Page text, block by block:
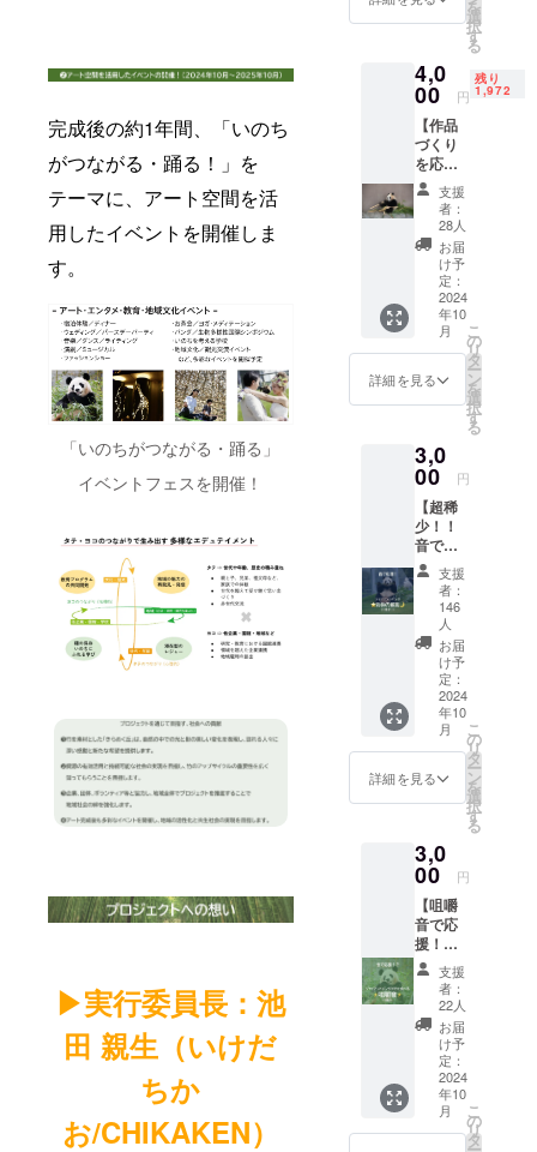
完成後の約1年間、「いのち
がつながる・踊る！」を
テーマに、アート空間を活
用したイベントを開催しま
す。
「いのちがつながる・踊る」
イベントフェスを開催！
▶︎実行委員長：池
田 親生（いけだ
ちか
お/CHIKAKEN）
せ、ア
ジア各
フェス
やイベ
ントで
空間演
出中。
射日光
避け、
室内の
風通し
の良い
場所で
使用・
保管し
てくだ
さい。
40分
イブと
イベン
ト中に
撮影し
た楓浜
の写真
をお送
りいた
します
※フィー
ダー：
動物本
来の餌
を探す
らせる
ため
る仕掛
け
援 6 m×
2150本
竹） 4
m×
2150本
（真
竹）
【特
典】 ①
特設サ
イトへ
ご支援
者氏名
の掲載
（ご希
望の
ws-
s.com/p
andaba
mboo-
art/ ②
ジャイ
アント
パンダ
の特別
画像×映
像のご
提供 ア
ドベン
チャー
ワール
パンダ
が、の
す画像
と映像
をお届
けしま
す。
（良
浜、結
浜、彩
浜、楓
浜の画
像を1枚
ずつ、
合計4枚
と、4頭
の動画
き、パ
アート
プロ
ジェク
ト2024
の応援
パート
ナーに
なりま
せん
か？！
＜アー
トで使
用する
竹＞ 10
m×700
本（孟
宗竹）
竹）←
こちら
援 4 m×
2150本
（真
竹）
【特
典】 ①
特設サ
イトへ
ご支援
者氏名
の掲
載
https://
ws-
s.com/p
art/ ②
ジャイ
アント
パンダ
の特別
映像の
ご提供
アドベ
チャー
ワール
ドでし
か見ら
れない
を
選
択
す
る
4,0
00 円
残り
1,972
【作品
づくり
を応
援！4m
の真竹
×1本】
アート
で使用
する竹
5,000本
のうち1
本をご
支援い
ただ
き、パ
アート
プロ
ジェク
ト2024
の応援
パート
ナーに
なりま
せん
か？！
＜アー
トで使
用する
竹＞ 10
m×700
本（孟
宗竹）
6 m×
m×
2150本
（真
竹）←
こちら
のご支
援 【特
典】 ①
特設サ
イトへ
ご支援
者氏名
の掲
載
https://
支援
者：
28人
お届
け予
定：
2024
年10
月
詳細を見る
こ
の
リ
タ
ー
ン
を
選
択
す
る
3,0
00 円
【超稀
少！！
音で応
援！
ジャイ
アント
パンダ
「彩
浜」の
言」】
アドベ
チャー
ワール
パンダ
「彩
睡眠中
に発し
た鳴き
声の
ファイ
ル！ 飼
育ス
タッフ
でもな
かなか
遭遇で
きな
い、超
支援
者：
146
人
お届
け予
定：
2024
年10
月
詳細を見る
こ
の
リ
タ
ー
ン
を
選
択
す
る
3,0
00 円
【咀嚼
音で応
援！？
ジャイ
アント
パンダ
が竹を
食べる
音のリ
ターン
（1頭
分）】
アドベ
支援
者：
22人
お届
け予
定：
2024
年10
月
こ
の
リ
タ